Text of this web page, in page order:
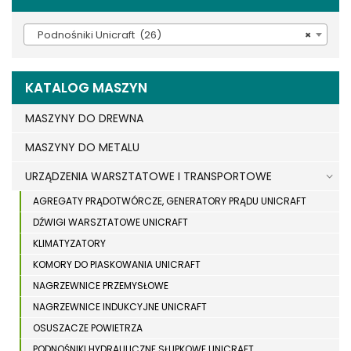
×
Podnośniki Unicraft (26)
KATALOG MASZYN
MASZYNY DO DREWNA
MASZYNY DO METALU
URZĄDZENIA WARSZTATOWE I TRANSPORTOWE
AGREGATY PRĄDOTWÓRCZE, GENERATORY PRĄDU UNICRAFT
DŹWIGI WARSZTATOWE UNICRAFT
KLIMATYZATORY
KOMORY DO PIASKOWANIA UNICRAFT
NAGRZEWNICE PRZEMYSŁOWE
NAGRZEWNICE INDUKCYJNE UNICRAFT
OSUSZACZE POWIETRZA